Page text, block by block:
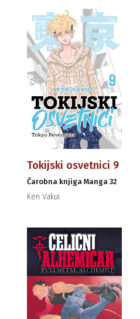
Tokijski osvetnici 9
Čarobna knjiga Manga 32
Ken Vakui